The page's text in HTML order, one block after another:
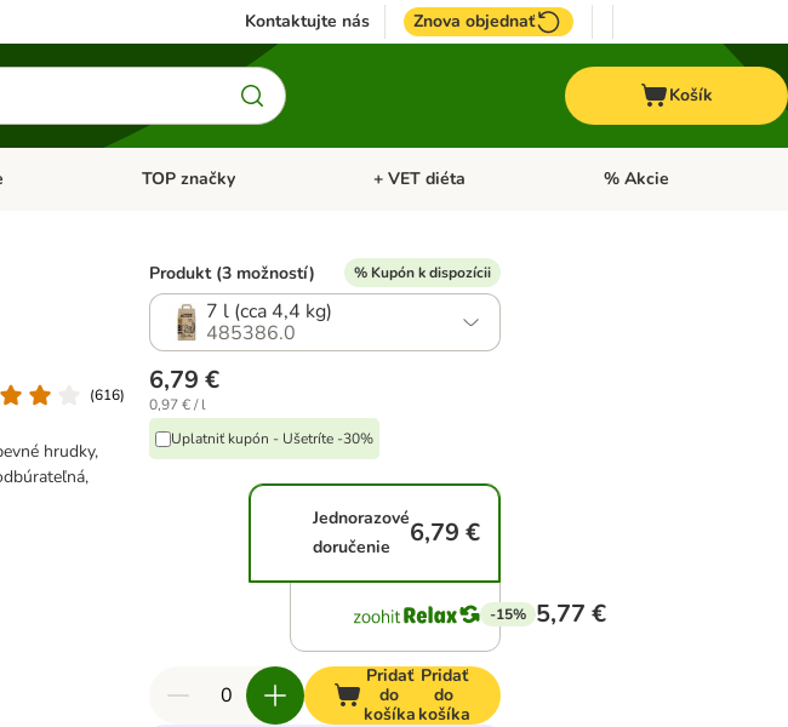
Kontaktujte nás Znova objednať
Košík
Vtáky Otvoriť menu: Kone
TOP značky Otvoriť menu: TOP značky
+ VET diéta Otvoriť menu: + VET diéta
% Akcie
(616)
hrudky,
Produkt (3 možností) % Kupón k dispozícii
7 l (cca 4,4 kg)
485386.0
6,79 €
0,97 € / l
Uplatniť kupón - Ušetríte -30%
Jednorazové
doručenie
6,79 €
-15% 5,77 €
Pridať
do
košíka
Pridať
do
košíka